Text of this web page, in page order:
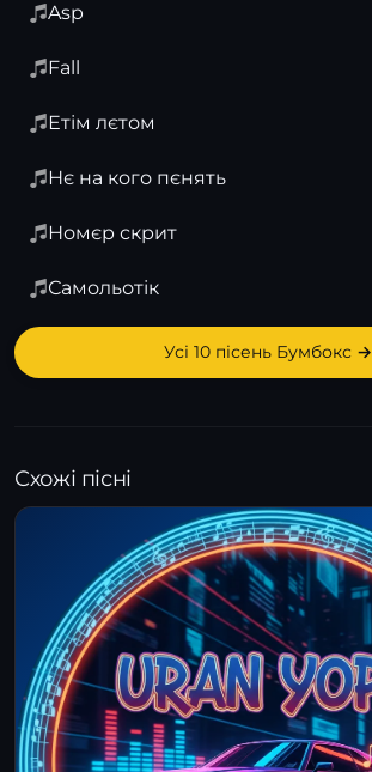
Asp
Fall
Етім лєтом
Нє на кого пєнять
Номєр скрит
Самольотік
Усі 10 пісень Бумбокс →
Схожі пісні